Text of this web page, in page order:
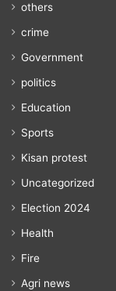
others
crime
Government
politics
Education
Sports
Kisan protest
Uncategorized
Election 2024
Health
Fire
Agri news